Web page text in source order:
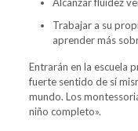
Trabajar a su
aprender más
Entrarán en la escuela
fuerte sentido de sí
mundo. Los
niño completo».